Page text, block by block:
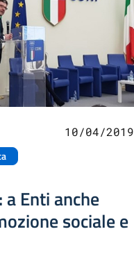
10/04/2019
Enti anche
sociale e